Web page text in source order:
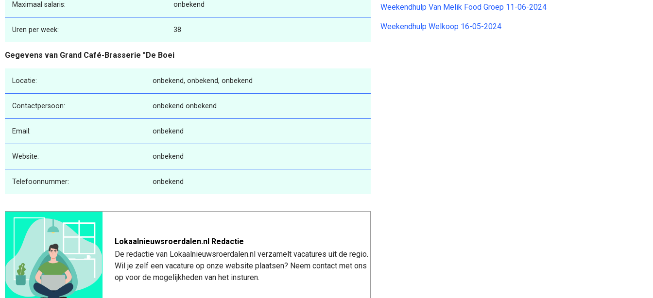
Maximaal salaris: onbekend
Uren per week: 38
Gegevens van Grand Café-Brasserie "De Boei
Locatie: onbekend, onbekend, onbekend
Contactpersoon: onbekend onbekend
Email: onbekend
Website: onbekend
Telefoonnummer: onbekend
Lokaalnieuwsroerdalen.nl Redactie
De redactie van Lokaalnieuwsroerdalen.nl verzamelt vacatures uit de regio.
Wil je zelf een vacature op onze website plaatsen? Neem contact met ons
op voor de mogelijkheden van het insturen.
Weekendhulp Van Melik Food Groep 11-06-2024
Weekendhulp Welkoop 16-05-2024